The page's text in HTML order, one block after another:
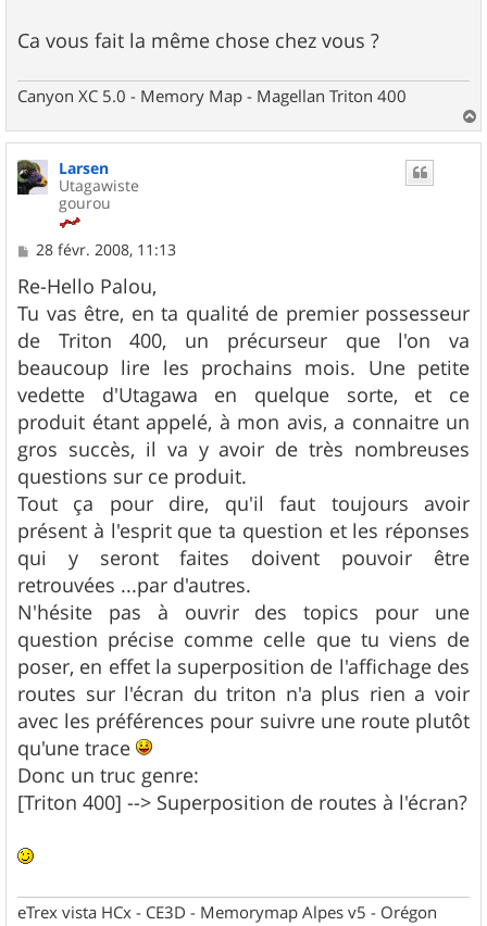
Ca vous fait la même chose chez vous ?
Canyon XC 5.0 - Memory Map - Magellan Triton 400
a
Larsen
Utagawiste
gourou
M
s
s
a
g
e
28 févr. 2008, 11:13
Re-Hello Palou,
Tu vas être, en ta qualité de premier possesseur
de Triton 400, un précurseur que l'on va
beaucoup lire les prochains mois. Une petite
vedette d'Utagawa en quelque sorte, et ce
produit étant appelé, à mon avis, a connaitre un
gros succès, il va y avoir de très nombreuses
questions sur ce produit.
Tout ça pour dire, qu'il faut toujours avoir
présent à l'esprit que ta question et les réponses
qui y seront faites doivent pouvoir être
retrouvées ...par d'autres.
N'hésite pas à ouvrir des topics pour une
question précise comme celle que tu viens de
poser, en effet la superposition de l'affichage des
routes sur l'écran du triton n'a plus rien a voir
avec les préférences pour suivre une route plutôt
qu'une trace
Donc un truc genre:
[Triton 400] --> Superposition de routes à l'écran?
eTrex vista HCx - CE3D - Memorymap Alpes v5 - Orégon